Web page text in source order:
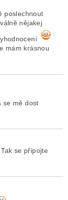
poslechnout
nějakej
mám krásnou
se mě dost
se připojte